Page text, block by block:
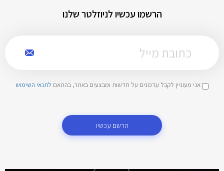
הרשמו עכשיו לניוזלטר שלנו
אני מעוניין לקבל עדכונים על חדשות ומבצעים באתר, בהתאם לתנאי השימוש
הרשם עכשיו